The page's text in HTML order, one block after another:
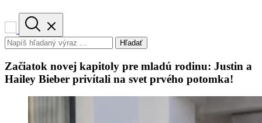
Hľadať
Začiatok novej kapitoly pre mladú rodinu: Justin a
Hailey Bieber privítali na svet prvého potomka!